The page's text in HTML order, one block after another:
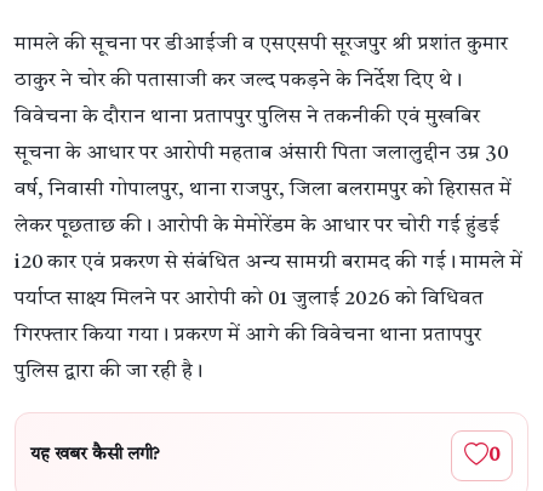
मामले की सूचना पर डीआईजी व एसएसपी सूरजपुर श्री प्रशांत कुमार
ठाकुर ने चोर की पतासाजी कर जल्द पकड़ने के निर्देश दिए थे।
विवेचना के दौरान थाना प्रतापपुर पुलिस ने तकनीकी एवं मुखबिर
सूचना के आधार पर आरोपी महताब अंसारी पिता जलालुद्दीन उम्र 30
वर्ष, निवासी गोपालपुर, थाना राजपुर, जिला बलरामपुर को हिरासत में
लेकर पूछताछ की। आरोपी के मेमोरेंडम के आधार पर चोरी गई हुंडई
i20 कार एवं प्रकरण से संबंधित अन्य सामग्री बरामद की गई। मामले में
पर्याप्त साक्ष्य मिलने पर आरोपी को 01 जुलाई 2026 को विधिवत
गिरफ्तार किया गया। प्रकरण में आगे की विवेचना थाना प्रतापपुर
पुलिस द्वारा की जा रही है।
यह खबर कैसी लगी? 0